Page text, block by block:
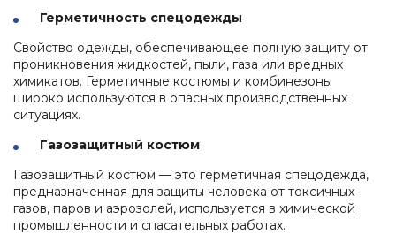
Герметичность спецодежды
Свойство одежды, обеспечивающее полную защиту от
проникновения жидкостей, пыли, газа или вредных
химикатов. Герметичные костюмы и комбинезоны
широко используются в опасных производственных
ситуациях.
Газозащитный костюм
Газозащитный костюм — это герметичная спецодежда,
предназначенная для защиты человека от токсичных
газов, паров и аэрозолей, используется в химической
промышленности и спасательных работах.